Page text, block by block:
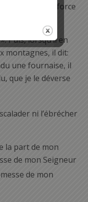
avec votre force
et eux.
Puis, lorsqu’il en
montagnes, il dit:
une fournaise, il
que je le déverse
ni l’ébrécher
la part de mon
de mon Seigneur
de mon